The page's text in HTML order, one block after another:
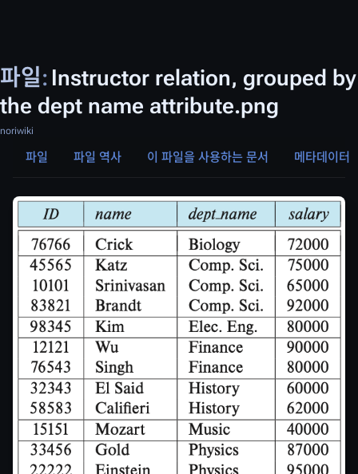
파일: Instructor relation, grouped by
the dept name attribute.png
noriwiki
파일 파일 역사 이 파일을 사용하는 문서 메타데이터